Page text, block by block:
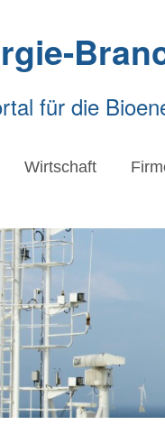
für die
Wirtschaft